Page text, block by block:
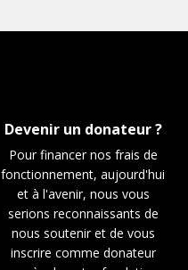
Devenir un donateur ?
Pour financer nos frais de
fonctionnement, aujourd'hui
et à l'avenir, nous vous
serions reconnaissants de
nous soutenir et de vous
inscrire comme donateur